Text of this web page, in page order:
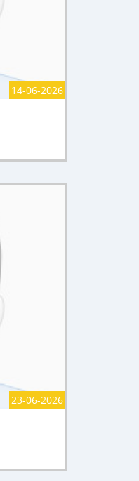
14-06-2026
23-06-2026